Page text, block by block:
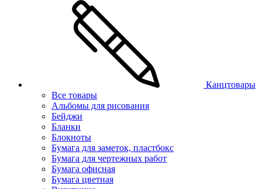
Канцтовары
Все товары
Альбомы для рисования
Бейджи
Бланки
Блокноты
Бумага для заметок, пластбокс
Бумага для чертежных работ
Бумага офисная
Бумага цветная